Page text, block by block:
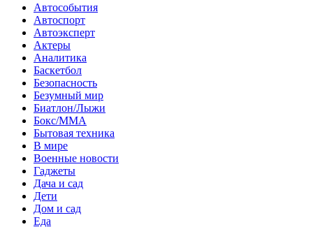
Автособытия
Автоспорт
Автоэксперт
Актеры
Аналитика
Баскетбол
Безопасность
Безумный мир
Биатлон/Лыжи
Бокс/MMA
Бытовая техника
В мире
Военные новости
Гаджеты
Дача и сад
Дети
Дом и сад
Еда